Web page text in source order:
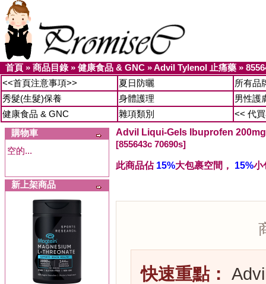
首頁 » 商品目錄» 健康食品 & GNC »Advil Tylenol 止痛藥 »
<<首頁注意事項>>
夏日防曬
所有品
秀髮(生髮)保養
身體護理
男性護
健康食品 & GNC
雜項類別
<< 代
購物車
空的...
新上架商品
Advil Liqui-Gels Ibuprofen 200mg
[855643c 70690s]
此商品佔 15%大包裹空間， 15%小
快速重點：